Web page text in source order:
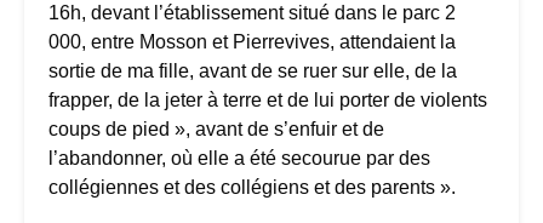
16h, devant l’établissement situé dans le parc 2
000, entre Mosson et Pierrevives, attendaient la
sortie de ma fille, avant de se ruer sur elle, de la
frapper, de la jeter à terre et de lui porter de violents
coups de pied », avant de s’enfuir et de
l’abandonner, où elle a été secourue par des
collégiennes et des collégiens et des parents ».